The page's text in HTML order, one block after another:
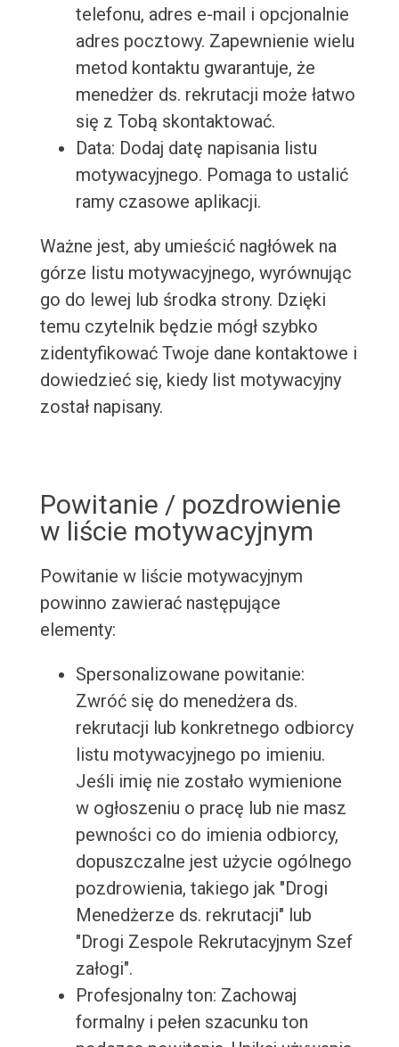
telefonu, adres e-mail i opcjonalnie
adres pocztowy. Zapewnienie wielu
metod kontaktu gwarantuje, że
menedżer ds. rekrutacji może łatwo
się z Tobą skontaktować.
Data: Dodaj datę napisania listu
motywacyjnego. Pomaga to ustalić
ramy czasowe aplikacji.
Ważne jest, aby umieścić nagłówek na
górze listu motywacyjnego, wyrównując
go do lewej lub środka strony. Dzięki
temu czytelnik będzie mógł szybko
zidentyfikować Twoje dane kontaktowe i
dowiedzieć się, kiedy list motywacyjny
został napisany.
Powitanie / pozdrowienie
w liście motywacyjnym
Powitanie w liście motywacyjnym
powinno zawierać następujące
elementy:
Spersonalizowane powitanie:
Zwróć się do menedżera ds.
rekrutacji lub konkretnego odbiorcy
listu motywacyjnego po imieniu.
Jeśli imię nie zostało wymienione
w ogłoszeniu o pracę lub nie masz
pewności co do imienia odbiorcy,
dopuszczalne jest użycie ogólnego
pozdrowienia, takiego jak "Drogi
Menedżerze ds. rekrutacji" lub
"Drogi Zespole Rekrutacyjnym Szef
załogi".
Profesjonalny ton: Zachowaj
formalny i pełen szacunku ton